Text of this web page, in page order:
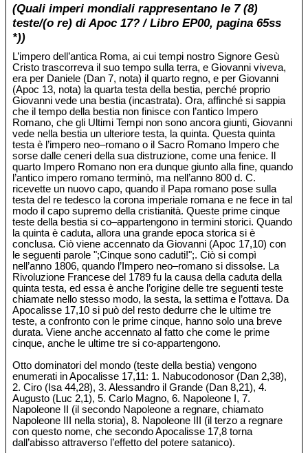
(Quali imperi mondiali rappresentano le 7 (8)
teste/(o re) di Apoc 17? / Libro EP00, pagina 65ss
*))
L’impero dell’antica Roma, ai cui tempi nostro Signore Gesù
Cristo trascorreva il suo tempo sulla terra, e Giovanni viveva,
era per Daniele (Dan 7, nota) il quarto regno, e per Giovanni
(Apoc 13, nota) la quarta testa della bestia, perché proprio
Giovanni vede una bestia (incastrata). Ora, affinché si sappia
che il tempo della bestia non finisce con l’antico Impero
Romano, che gli Ultimi Tempi non sono ancora giunti, Giovanni
vede nella bestia un ulteriore testa, la quinta. Questa quinta
testa è l’impero neo‒romano o il Sacro Romano Impero che
sorse dalle ceneri della sua distruzione, come una fenice. Il
quarto Impero Romano non era dunque giunto alla fine, quando
l’antico impero romano terminò, ma nell’anno 800 d. C.
ricevette un nuovo capo, quando il Papa romano pose sulla
testa del re tedesco la corona imperiale romana e ne fece in tal
modo il capo supremo della cristianità. Queste prime cinque
teste della bestia si co‒appartengono in termini storici. Quando
la quinta è caduta, allora una grande epoca storica si è
conclusa. Ciò viene accennato da Giovanni (Apoc 17,10) con
le seguenti parole ";Cinque sono caduti!";. Ciò si compì
nell’anno 1806, quando l’Impero neo‒romano si dissolse. La
Rivoluzione Francese del 1789 fu la causa della caduta della
quinta testa, ed essa è anche l’origine delle tre seguenti teste
chiamate nello stesso modo, la sesta, la settima e l’ottava. Da
Apocalisse 17,10 si può del resto dedurre che le ultime tre
teste, a confronto con le prime cinque, hanno solo una breve
durata. Viene anche accennato al fatto che come le prime
cinque, anche le ultime tre si co-appartengono.
Otto dominatori del mondo (teste della bestia) vengono
enumerati in Apocalisse 17,11: 1. Nabucodonosor (Dan 2,38),
2. Ciro (Isa 44,28), 3. Alessandro il Grande (Dan 8,21), 4.
Augusto (Luc 2,1), 5. Carlo Magno, 6. Napoleone I, 7.
Napoleone II (il secondo Napoleone a regnare, chiamato
Napoleone III nella storia), 8. Napoleone III (il terzo a regnare
con questo nome, che secondo Apocalisse 17,8 torna
dall’abisso attraverso l’effetto del potere satanico).